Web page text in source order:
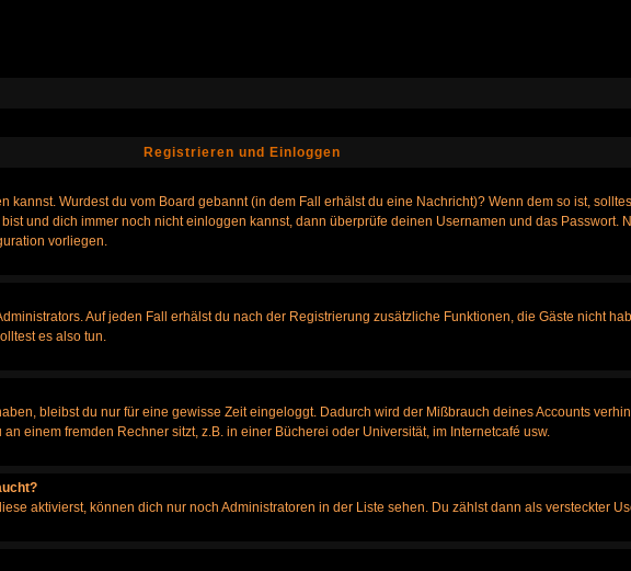
Registrieren und Einloggen
Wurdest du vom Board gebannt (in dem Fall erhälst du eine Nachricht)? Wenn dem so ist,
und dich immer noch nicht einloggen kannst, dann überprüfe deinen Usernamen und das Passwort.
vorliegen.
Auf jeden Fall erhälst du nach der Registrierung zusätzliche Funktionen, die Gäste nicht
es also tun.
bleibst du nur für eine gewisse Zeit eingeloggt. Dadurch wird der Mißbrauch deines Accounts
einem fremden Rechner sitzt, z.B. in einer Bücherei oder Universität, im Internetcafé usw.
aktivierst, können dich nur noch Administratoren in der Liste sehen. Du zählst dann als versteckter